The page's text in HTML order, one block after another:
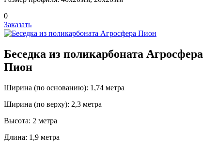
0
Заказать
Беседка из поликарбоната Агросфера
Пион
Ширина (по основанию): 1,74 метра
Ширина (по верху): 2,3 метра
Высота: 2 метра
Длина: 1,9 метра